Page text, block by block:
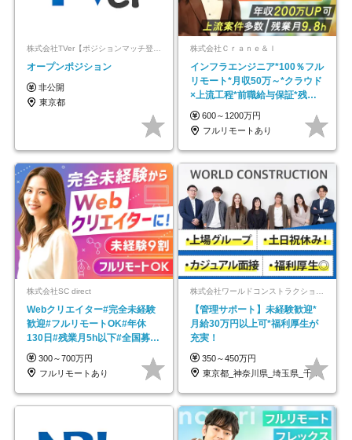
株式会社TVer【ポジションマッチ登録】
オープンポジション
非公開
東京都
株式会社Ｃｒａｎｅ＆Ｉ
インフラエンジニア*100％フル
リモート*月収50万～*クラウド
×上流工程*前職給与保証*残業
月9.8h
600～1200万円
フルリモートあり
株式会社SC direct
Webクリエイター#完全未経験
歓迎#フルリモートOK#年休
130日#残業月5h以下#全国募集
#最大1年の研修
300～700万円
フルリモートあり
【管理サポート】未経験歓迎*
月給30万円以上可*福利厚生が
充実！
350～450万円
東京都_神奈川県_埼玉県_千葉県_大阪府…